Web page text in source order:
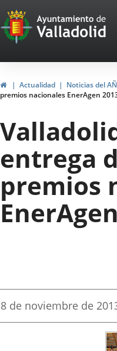
Portal
Web
del
de
Valladolid
InicioActualidad Noticias del
premios nacionales EnerAgen
entrega
premios
Fecha
la
8 de noviembre de